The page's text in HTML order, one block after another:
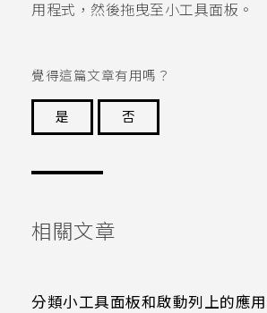
用程式，然後拖曳至小工具面板。
覺得這篇文章有用嗎？
是
否
相關文章
分類小工具面板和啟動列上的應